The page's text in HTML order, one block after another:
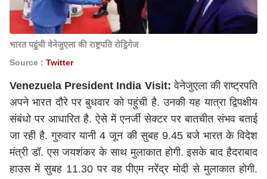
भारत पहुंची वेनेजुएला की राष्ट्रपति रोड्रिगेज
Source : Twitter
Venezuela President India Visit: वेनेजुएला की राष्ट्रपति
अपने भारत दौरे पर बुधवार को पहुंची है. उनकी यह यात्रा द्विपक्षीय
संबंधो पर आधारित है. ऐसे में एनर्जी सेक्टर पर बातचीत संभव बताई
जा रही है. गुरुवार यानी 4 जून की सुबह 9.45 बजे भारत के विदेश
मंत्री डॉ. एस जयशंकर के साथ मुलाकात होगी. इसके बाद हैदराबाद
हाउस में सुबह 11.30 पर वह पीएम नरेंद्र मोदी से मुलाकात होगी.